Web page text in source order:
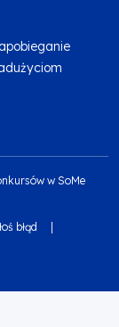
w SoMe
błąd